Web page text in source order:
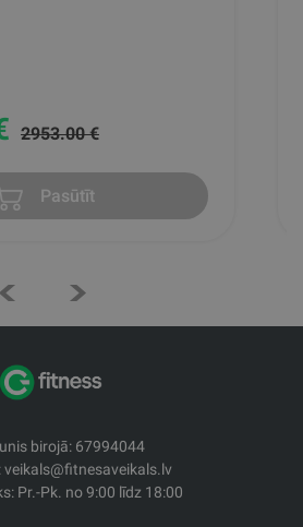
2953.00 €
Pasūtīt
birojā: 67994044
veikals@fitnesaveikals.lv
Pr.-Pk. no 9:00 līdz 18:00